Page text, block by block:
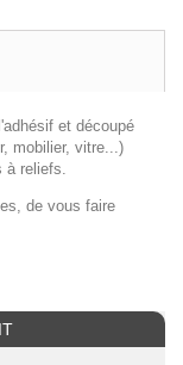
et découpé
mobilier, vitre...)
à reliefs.
de vous faire